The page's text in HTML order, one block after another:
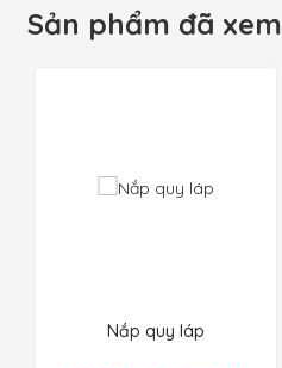
Sản phẩm đã xem
Nắp quy láp